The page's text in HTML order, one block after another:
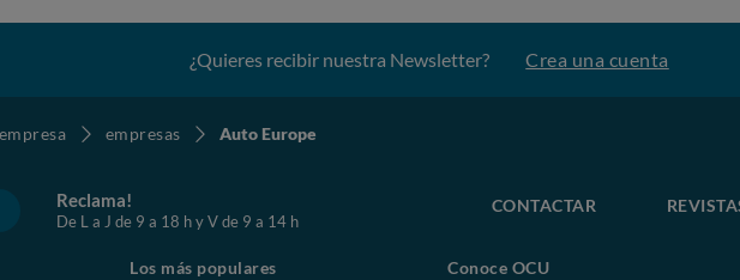
¿Quieres recibir nuestra Newsletter? Crea una cuenta
empresas Auto Europe
Reclama!
De L a J de 9 a 18 h y V de 9 a 14 h
CONTACTAR
Los más populares Conoce OCU